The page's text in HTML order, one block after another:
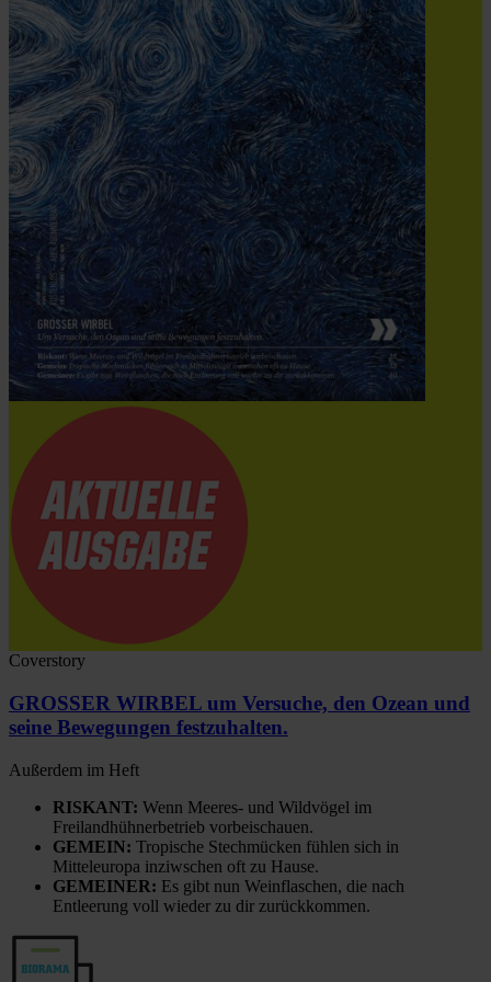
Coverstory
GROSSER WIRBEL um Versuche, den Ozean und
seine Bewegungen festzuhalten.
Außerdem im Heft
RISKANT: Wenn Meeres- und Wildvögel im
Freilandhühnerbetrieb vorbeischauen.
GEMEIN: Tropische Stechmücken fühlen sich in
Mitteleuropa inziwschen oft zu Hause.
GEMEINER: Es gibt nun Weinflaschen, die nach
Entleerung voll wieder zu dir zurückkommen.